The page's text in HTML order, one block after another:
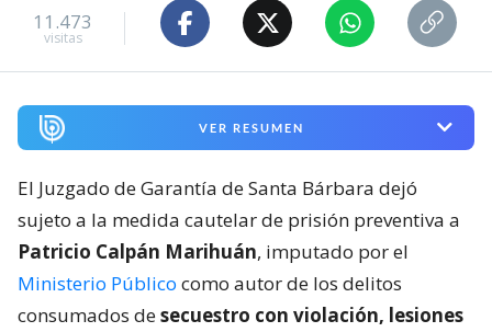
11.473
visitas
VER RESUMEN
El Juzgado de Garantía de Santa Bárbara dejó
sujeto a la medida cautelar de prisión preventiva a
Patricio Calpán Marihuán, imputado por el
Ministerio Público como autor de los delitos
consumados desecuestro con violación, lesiones